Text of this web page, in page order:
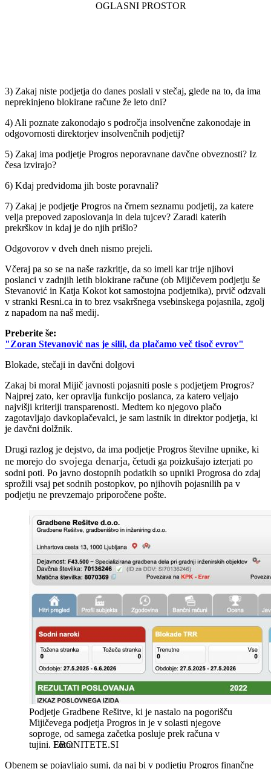
3) Zakaj niste podjetja do danes poslali v stečaj, glede na to, da ima
neprekinjeno blokirane račune že leto dni?
4) Ali poznate zakonodajo s področja insolvenčne zakonodaje in
odgovornosti direktorjev insolvenčnih podjetij?
5) Zakaj ima podjetje Progros neporavnane davčne obveznosti? Iz
česa izvirajo?
6) Kdaj predvidoma jih boste poravnali?
7) Zakaj je podjetje Progros na črnem seznamu podjetij, za katere
velja prepoved zaposlovanja in dela tujcev? Zaradi katerih
prekrškov in kdaj je do njih prišlo?
Odgovorov v dveh dneh nismo prejeli.
Včeraj pa so se na naše razkritje, da so imeli kar trije njihovi
poslanci v zadnjih letih blokirane račune (ob Mijičevem podjetju še
Stevanović in Katja Kokot kot samostojna podjetnika), prvič odzvali
v stranki Resni.ca in to brez vsakršnega vsebinskega pojasnila, zgolj
z napadom na naš medij.
Preberite še:
"Zoran Stevanović nas je silil, da plačamo več tisoč evrov"
Blokade, stečaji in davčni dolgovi
Zakaj bi moral Mijič javnosti pojasniti posle s podjetjem Progros?
Najprej zato, ker opravlja funkcijo poslanca, za katero veljajo
najvišji kriteriji transparenosti. Medtem ko njegovo plačo
zagotavljajo davkoplačevalci, je sam lastnik in direktor podjetja, ki
je davčni dolžnik.
Drugi razlog je dejstvo, da ima podjetje Progros številne upnike, ki
ne morejo do svojega denarja, četudi ga poizkušajo izterjati po
sodni poti. Po javno dostopnih podatkih so upniki Progrosa do zdaj
sprožili vsaj pet sodnih postopkov, po njihovih pojasnilih pa v
podjetju ne prevzemajo priporočene pošte.
Podjetje Gradbene Rešitve, ki je nastalo na pogorišču
Mijičevega podjetja Progros in je v solasti njegove
soproge, od samega začetka posluje prek računa v
tujini. EBONITETE.SI
Obenem se pojavljajo sumi, da naj bi v podjetju Progros finančne